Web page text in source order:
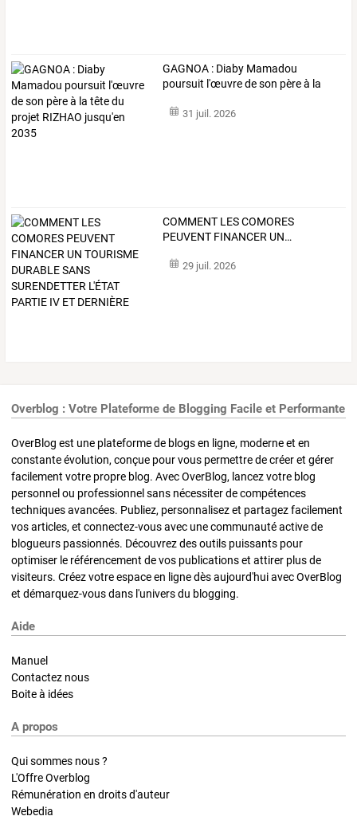
GAGNOA : Diaby Mamadou
poursuit l'œuvredeson pèreà la
31 juil. 2026
COMMENT LESCOMORES
PEUVENT FINANCER UN…
29 juil. 2026
Overblog : Votre Plateforme de Blogging Facile et Performante
OverBlog est une plateforme de blogs en ligne, moderne et en
constante évolution, conçue pour vous permettre de créer et gérer
facilement votre propre blog. Avec OverBlog, lancez votre blog
personnel ou professionnel sans nécessiter de compétences
techniques avancées. Publiez, personnalisez et partagez facilement
vos articles, et connectez-vous avec une communauté active de
blogueurs passionnés. Découvrez des outils puissants pour
optimiser le référencement de vos publications et attirer plus de
visiteurs. Créez votre espace en ligne dès aujourd'hui avec OverBlog
et démarquez-vous dans l'univers du blogging.
Aide
Manuel
Contactez nous
Boite à idées
A propos
Qui sommes nous ?
L'Offre Overblog
Rémunération en droits d'auteur
Webedia